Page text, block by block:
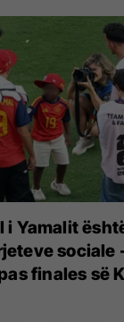
i Yamalit
sociale
finales së